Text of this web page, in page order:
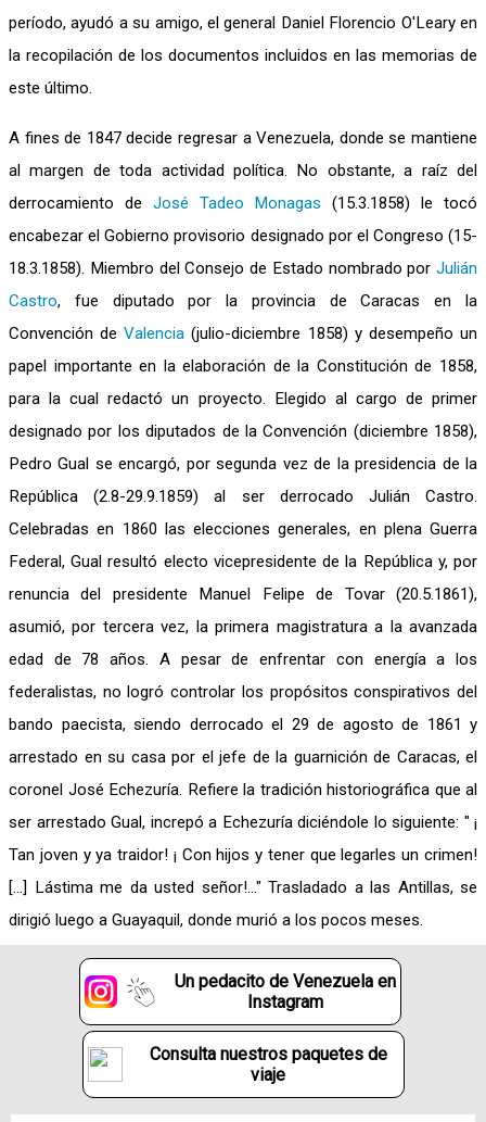
período, ayudó a su amigo, el general Daniel Florencio O'Leary en
la recopilación de los documentos incluidos en las memorias de
este último.
A fines de 1847 decide regresar a Venezuela, donde se mantiene
al margen de toda actividad política. No obstante, a raíz del
derrocamiento de José Tadeo Monagas (15.3.1858) le tocó
encabezar el Gobierno provisorio designado por el Congreso (15-
18.3.1858). Miembro del Consejo de Estado nombrado por Julián
Castro, fue diputado por la provincia de Caracas en la
Convención deValencia (julio-diciembre 1858) y desempeño un
papel importante en la elaboración de la Constitución de 1858,
para la cual redactó un proyecto. Elegido al cargo de primer
designado por los diputados de la Convención (diciembre 1858),
Pedro Gual se encargó, por segunda vez de la presidencia de la
República (2.8-29.9.1859) al ser derrocado Julián Castro.
Celebradas en 1860 las elecciones generales, en plena Guerra
Federal, Gual resultó electo vicepresidente de la República y, por
renuncia del presidente Manuel Felipe de Tovar (20.5.1861),
asumió, por tercera vez, la primera magistratura a la avanzada
edad de 78 años. A pesar de enfrentar con energía a los
federalistas, no logró controlar los propósitos conspirativos del
bando paecista, siendo derrocado el 29 de agosto de 1861 y
arrestado en su casa por el jefe de la guarnición de Caracas, el
coronel José Echezuría. Refiere la tradición historiográfica que al
ser arrestado Gual, increpó a Echezuría diciéndole lo siguiente: " ¡
Tan joven y ya traidor! ¡ Con hijos y tener que legarles un crimen!
[...] Lástima me da usted señor!..." Trasladado a las Antillas, se
dirigió luego a Guayaquil, donde murió a los pocos meses.
Un pedacito de Venezuela en
Instagram
Consulta nuestros paquetes de
viaje